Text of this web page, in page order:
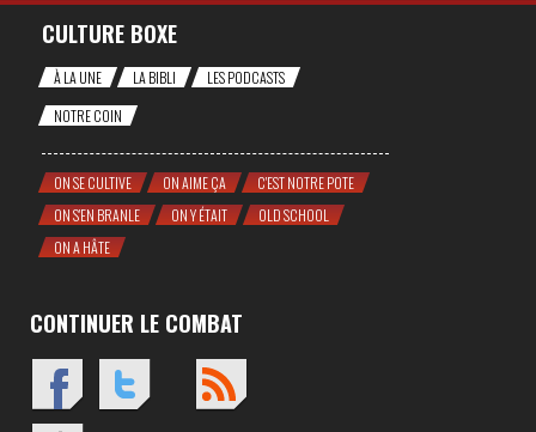
CULTURE BOXE
À LA UNE LA BIBLI
LES PODCASTS
NOTRE COIN
ON SE CULTIVE ON AIME ÇA
C'EST NOTRE POTE
ON S'EN BRANLE
ON Y ÉTAIT
OLD SCHOOL
ON A HÂTE
CONTINUER LE COMBAT